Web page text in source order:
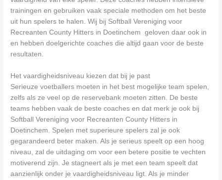
trainingen en gebruiken vaak speciale methoden om het beste
uit hun spelers te halen. Wij bij Softball Vereniging voor
Recreanten County Hitters in Doetinchem geloven daar ook in
en hebben doelgerichte coaches die altijd gaan voor de beste
resultaten.
Het vaardigheidsniveau kiezen dat bij je past
Serieuze voetballers moeten in het best mogelijke team spelen,
zelfs als ze veel op de reservebank moeten zitten. De beste
teams hebben vaak de beste coaches en dat merk je ook bij
Softball Vereniging voor Recreanten County Hitters in
Doetinchem. Spelen met superieure spelers zal je ook
gegarandeerd beter maken. Als je serieus speelt op een hoog
niveau, zal de uitdaging om voor een betere positie te vechten
motiverend zijn. Je stagneert als je met een team speelt dat
aanzienlijk onder je vaardigheidsniveau ligt. Als je minder